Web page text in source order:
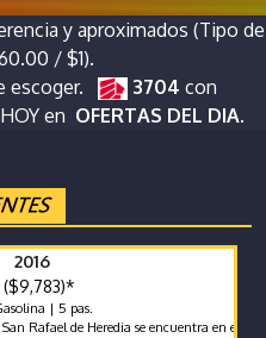
y aproximados (Tipo de
/ $1).
escoger. 3704 con
en OFERTAS DEL DIA.
2016
($9,783)*
| 5 pas.
de Heredia se encuentra en excelente